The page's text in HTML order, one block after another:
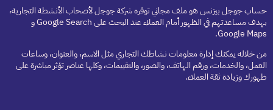
حساب جوجل بيزنس هو ملف مجاني توفره شركة جوجل لأصحاب الأنشطة التجارية،
بهدف مساعدتهم في الظهور أمام العملاء عند البحث على Google Search و
Google Maps.
من خلاله يمكنك إدارة معلومات نشاطك التجاري مثل الاسم، والعنوان، وساعات
العمل، والخدمات، ورقم الهاتف، والصور، والتقييمات، وكلها عناصر تؤثر مباشرة على
ظهورك وزيادة ثقة العملاء.